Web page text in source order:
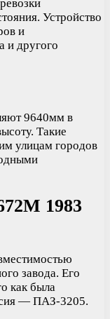
Устройство
и
и другого
9640мм в
Такие
улицам городов
1983
завода. Его
как была
— ПАЗ-3205.